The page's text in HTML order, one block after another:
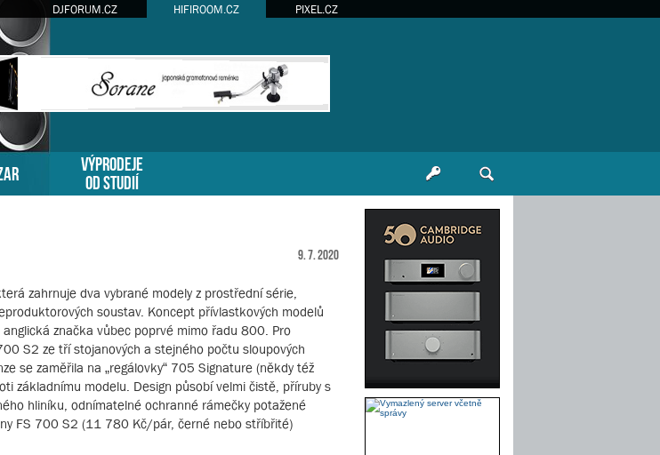
DJFORUM.CZ HIFIROOM.CZ PIXEL.CZ
VÝPRODEJE
OD STUDIÍ
9. 7. 2020
zahrnuje dva vybrané modely z prostřední série,
soustav. Koncept přívlastkových modelů
značka vůbec poprvé mimo řadu 800. Pro
S2 ze tří stojanových a stejného počtu sloupových
se zaměřila na „regálovky“ 705 Signature (někdy též
základnímu modelu. Design působí velmi čistě, příruby s
hliníku, odnímatelné ochranné rámečky potažené
FS 700 S2 (11 780 Kč/pár, černé nebo stříbřité)